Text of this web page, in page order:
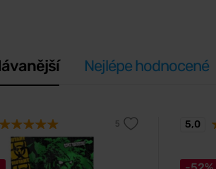
Nejlépe hodnocené
5,0